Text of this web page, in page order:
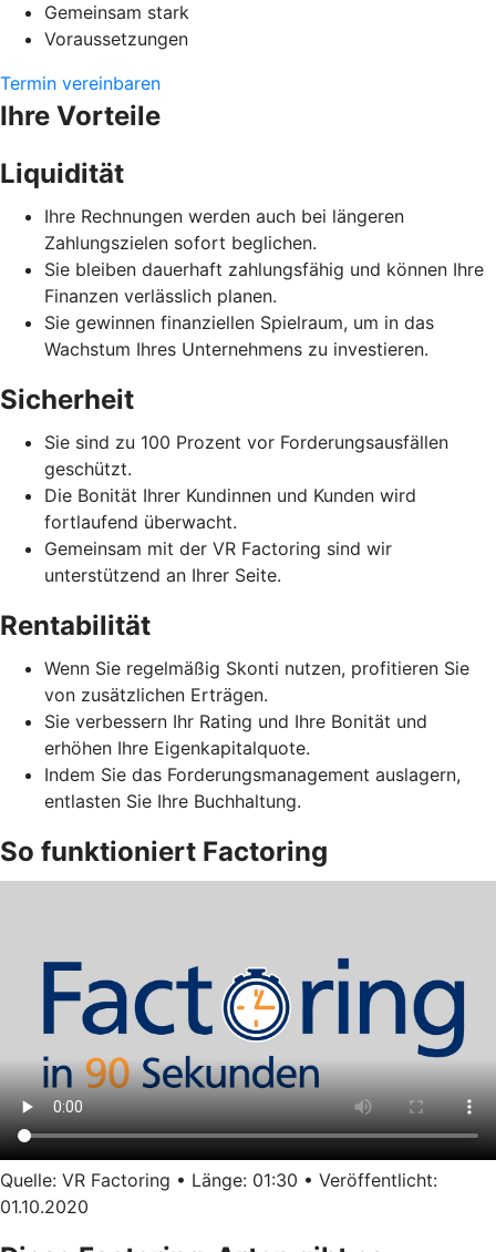
Gemeinsam stark
Voraussetzungen
Termin vereinbaren
Ihre Vorteile
Liquidität
Ihre Rechnungen werden auch bei längeren
Zahlungszielen sofort beglichen.
Sie bleiben dauerhaft zahlungsfähig und können Ihre
Finanzen verlässlich planen.
Sie gewinnen finanziellen Spielraum, um in das
Wachstum Ihres Unternehmens zu investieren.
Sicherheit
Sie sind zu 100 Prozent vor Forderungsausfällen
geschützt.
Die Bonität Ihrer Kundinnen und Kunden wird
fortlaufend überwacht.
Gemeinsam mit der VR Factoring sind wir
unterstützend an Ihrer Seite.
Rentabilität
Wenn Sie regelmäßig Skonti nutzen, profitieren Sie
von zusätzlichen Erträgen.
Sie verbessern Ihr Rating und Ihre Bonität und
erhöhen Ihre Eigenkapitalquote.
Indem Sie das Forderungsmanagement auslagern,
entlasten Sie Ihre Buchhaltung.
So funktioniert Factoring
Quelle: VR Factoring • Länge: 01:30 • Veröffentlicht:
01.10.2020